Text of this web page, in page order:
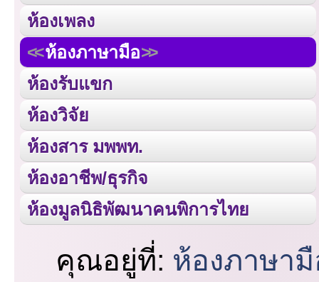
ห้องเพลง
ห้องภาษามือ
ห้องรับแขก
ห้องวิจัย
ห้องสาร มพพท.
ห้องอาชีพ/ธุรกิจ
ห้องมูลนิธิพัฒนาคนพิการไทย
คุณอยู่ที่: ห้องภาษา